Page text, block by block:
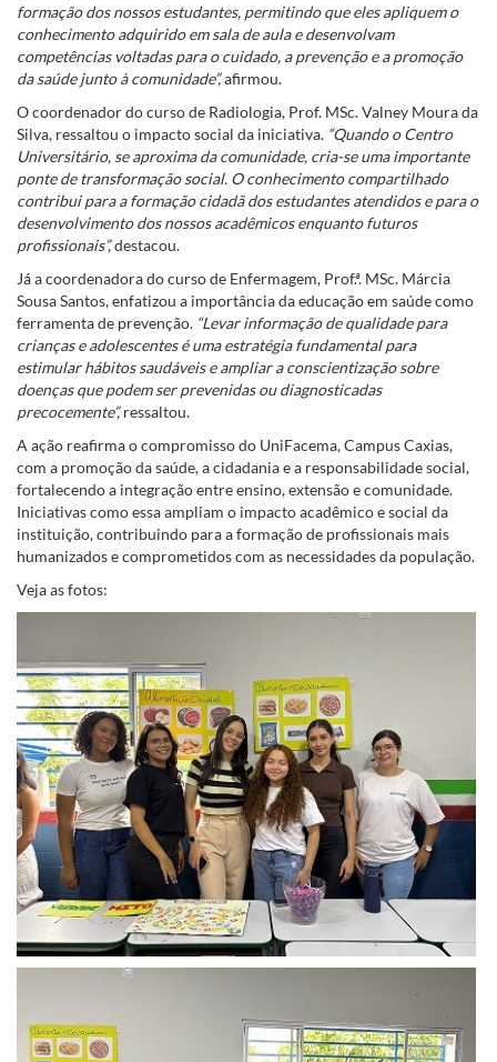
formação dos nossos estudantes, permitindo que eles apliquem o
conhecimento adquirido em sala de aula e desenvolvam
competências voltadas para o cuidado, a prevenção e a promoção
da saúde junto à comunidade”,afirmou.
O coordenador do curso de Radiologia, Prof. MSc. Valney Moura da
Silva, ressaltou o impacto social da iniciativa. “Quando o Centro
Universitário, se aproxima da comunidade, cria-se uma importante
ponte de transformação social. O conhecimento compartilhado
contribui para a formação cidadã dos estudantes atendidos e para o
desenvolvimento dos nossos acadêmicos enquanto futuros
profissionais”,destacou.
Já a coordenadora do curso de Enfermagem, Prof.ª. MSc. Márcia
Sousa Santos, enfatizou a importância da educação em saúde como
ferramenta de prevenção. “Levar informação de qualidade para
crianças e adolescentes é uma estratégia fundamental para
estimular hábitos saudáveis e ampliar a conscientização sobre
doenças que podem ser prevenidas ou diagnosticadas
precocemente”,ressaltou.
A ação reafirma o compromisso do UniFacema, Campus Caxias,
com a promoção da saúde, a cidadania e a responsabilidade social,
fortalecendo a integração entre ensino, extensão e comunidade.
Iniciativas como essa ampliam o impacto acadêmico e social da
instituição, contribuindo para a formação de profissionais mais
humanizados e comprometidos com as necessidades da população.
Veja as fotos: